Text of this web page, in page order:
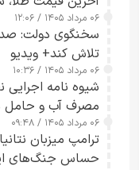
ساعت از بین
۰۶ مرداد ۱۴۰۵ / ۱۲:۰۶
سخنگوی دولت:
تلاش کند+ ویدیو
۰۶ مرداد ۱۴۰۵ / ۱۰:۳۶
شیوه نامه
مصرف آب و حامل
۰۶ مرداد ۱۴۰۵ / ۰۹:۴۸
ترامپ میزبان
حساس جنگ‌های